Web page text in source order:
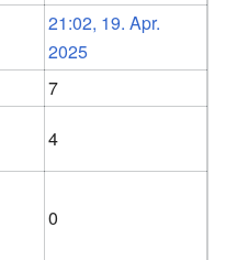
21:02, 19. Apr.
2025
7
4
0